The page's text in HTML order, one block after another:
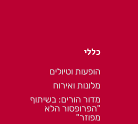
כללי
הופעות וטיולים
מלונות ואירוח
מדור הורים: בשיתוף
"הפרופסור הלא
מפוזר"